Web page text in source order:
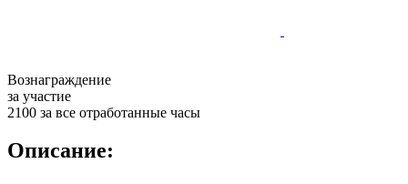
Вознаграждение
за участие
2100 за все отработанные часы
Описание: